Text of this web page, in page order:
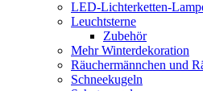
LED-Lichterketten-
Leuchtsterne
Zubehör
Mehr Winterdekoration
Räuchermännchen und
Schneekugeln